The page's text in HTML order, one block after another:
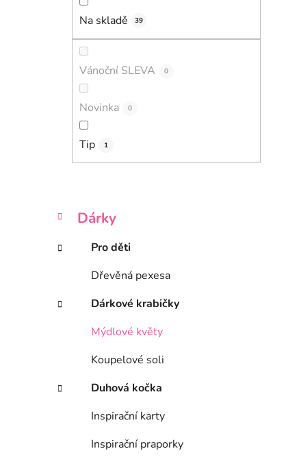
Na skladě 39
Vánoční SLEVA 0
Novinka 0
Tip 1
Přeskočit
K
a
e
r
Dárky
Pro děti
Dřevěná pexesa
Dárkové krabičky
Mýdlové květy
Koupelové soli
Duhová kočka
Inspirační karty
Inspirační praporky